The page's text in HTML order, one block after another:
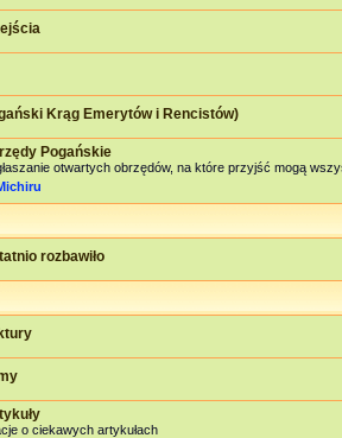
Krąg Emerytów i Rencistów)
Pogańskie
otwartych obrzędów, na które przyjść mogą
rozbawiło
o ciekawych artykułach